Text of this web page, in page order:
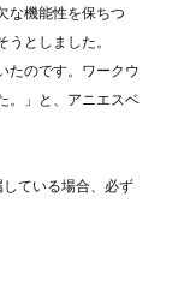
な機能性を保ちつ
としました。
たのです。ワークウ
。」と、アニエスベ
ている場合、必ず